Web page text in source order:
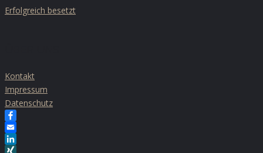
Erfolgreich besetzt
Kontakt
Impressum
Datenschutz
Facebook
Email
LinkedIn